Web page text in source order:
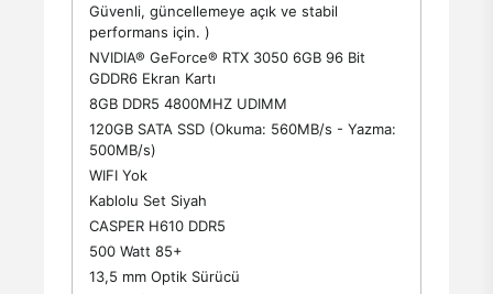
Güvenli, güncellemeye açık ve stabil
performans için. )
NVIDIA® GeForce® RTX 3050 6GB 96 Bit
GDDR6 Ekran Kartı
8GB DDR5 4800MHZ UDIMM
120GB SATA SSD (Okuma: 560MB/s - Yazma:
500MB/s)
WIFI Yok
Kablolu Set Siyah
CASPER H610 DDR5
500 Watt 85+
13,5 mm Optik Sürücü